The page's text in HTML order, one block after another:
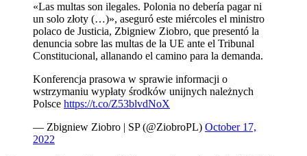
«Las multas son ilegales. Polonia no debería pagar ni
un solo złoty (…)», aseguró este miércoles el ministro
polaco de Justicia, Zbigniew Ziobro, que presentó la
denuncia sobre las multas de la UE ante el Tribunal
Constitucional, allanando el camino para la demanda.
Konferencja prasowa w sprawie informacji o
wstrzymaniu wypłaty środków unijnych należnych
Polsce https://t.co/Z53blvdNoX
— Zbigniew Ziobro | SP (@ZiobroPL) October 17,
2022